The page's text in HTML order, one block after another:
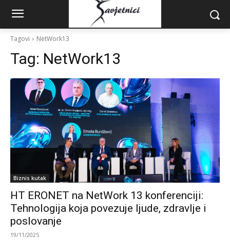
Tagovi NetWork13
Tag: NetWork13
Biznis kutak
HT ERONET na NetWork 13 konferenciji:
Tehnologija koja povezuje ljude, zdravlje i
poslovanje
19/11/2025